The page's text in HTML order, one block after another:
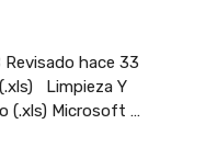
hace 33
Limpieza Y
(.xls) Microsoft …